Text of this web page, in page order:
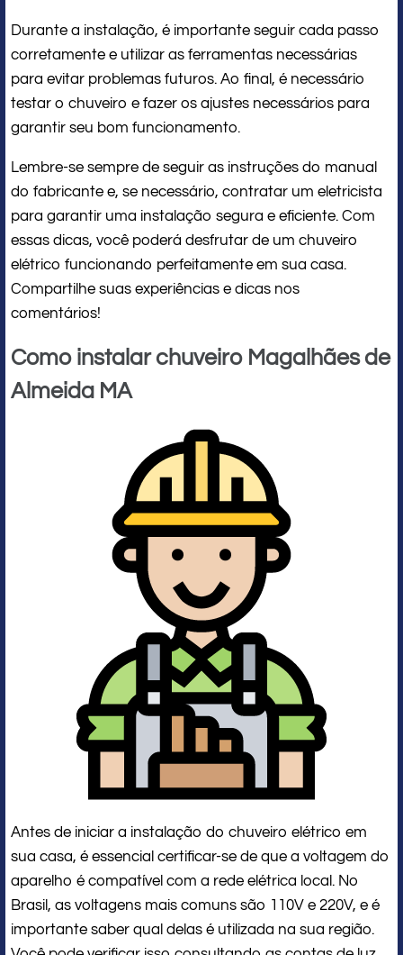
Durante a instalação, é importante seguir cada passo
corretamente e utilizar as ferramentas necessárias
para evitar problemas futuros. Ao final, é necessário
testar o chuveiro e fazer os ajustes necessários para
garantir seu bom funcionamento.
Lembre-se sempre de seguir as instruções do manual
do fabricante e, se necessário, contratar um eletricista
para garantir uma instalação segura e eficiente. Com
essas dicas, você poderá desfrutar de um chuveiro
elétrico funcionando perfeitamente em sua casa.
Compartilhe suas experiências e dicas nos
comentários!
Como instalar chuveiro Magalhães de
Almeida MA
Antes de iniciar a instalação do chuveiro elétrico em
sua casa, é essencial certificar-se de que a voltagem do
aparelho é compatível com a rede elétrica local. No
Brasil, as voltagens mais comuns são 110V e 220V, e é
importante saber qual delas é utilizada na sua região.